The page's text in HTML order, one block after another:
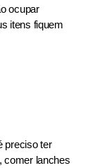
ocupar
itens fiquem
preciso ter
comer lanches